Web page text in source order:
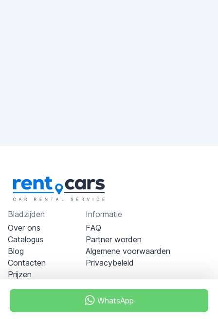
WhatsApp
Bladzijden
Over ons
Catalogus
Blog
Contacten
Prijzen
Informatie
FAQ
Partner worden
Algemene voorwaarden
Privacybeleid
ALBAHAR building